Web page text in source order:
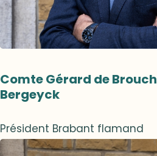
Comte Gérard de
Bergeyck
Président Brabant flamand